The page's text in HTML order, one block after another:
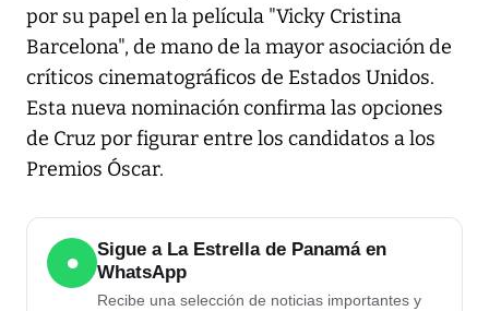
por su papel en la película "Vicky Cristina
Barcelona", de mano de la mayor asociación de
críticos cinematográficos de Estados Unidos.
Esta nueva nominación confirma las opciones
de Cruz por figurar entre los candidatos a los
Premios Óscar.
●
Sigue a La Estrella de Panamá en
WhatsApp
Recibe una selección de noticias importantes y